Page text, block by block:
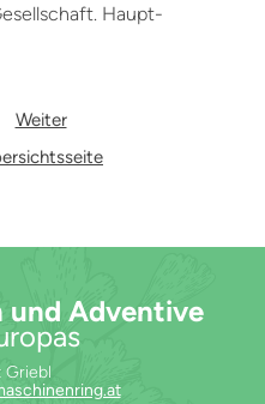
Haupt-
Weiter
und Adventive
Griebl